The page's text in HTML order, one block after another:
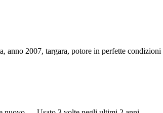
anno 2007, targara, potore in perfette